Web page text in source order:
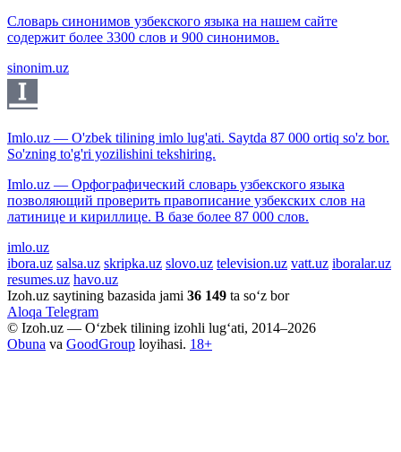
Словарь синонимов узбекского языка на нашем сайте
содержит более 3300 слов и 900 синонимов.
sinonim.uz
Imlo.uz — O'zbek tilining imlo lug'ati. Saytda 87 000 ortiq so'z bor.
So'zning to'g'ri yozilishini tekshiring.
Imlo.uz — Орфографический словарь узбекского языка
позволяющий проверить правописание узбекских слов на
латинице и кириллице. В базе более 87 000 слов.
imlo.uz
ibora.uz salsa.uz skripka.uz slovo.uz television.uz vatt.uz iboralar.uz
resumes.uz havo.uz
Izoh.uz saytining bazasida jami 36 149 ta so‘z bor
Aloqa Telegram
© Izoh.uz — O‘zbek tilining izohli lug‘ati, 2014–2026
Obuna va GoodGroup loyihasi. 18+